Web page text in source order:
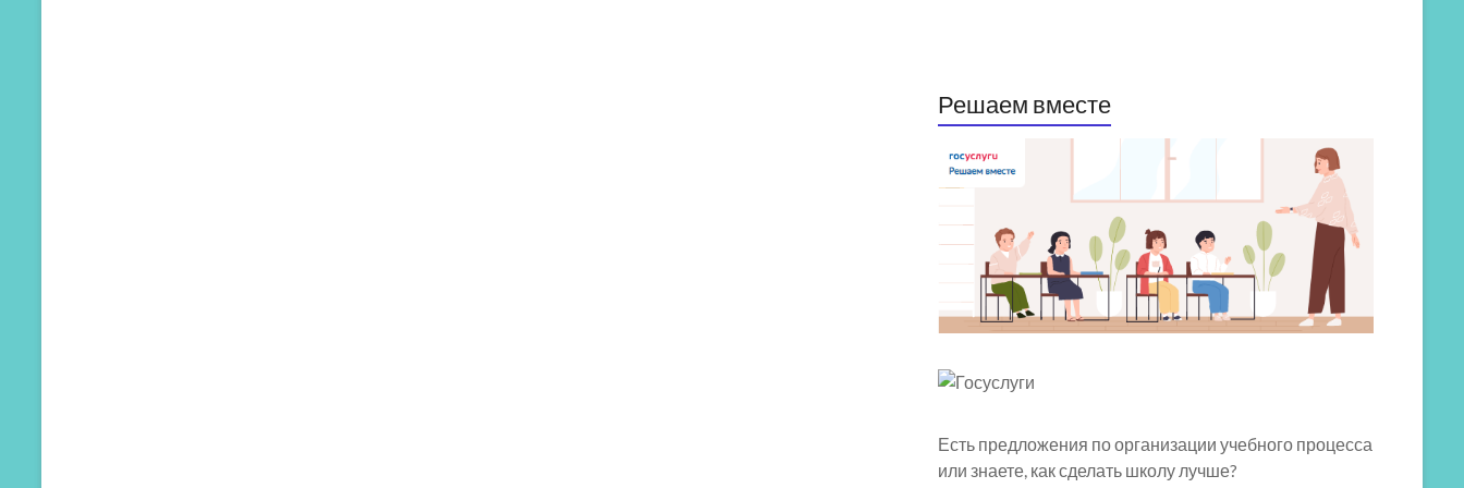
Решаем вместе
Есть предложения по организации учебного процесса
или знаете, как сделать школу лучше?